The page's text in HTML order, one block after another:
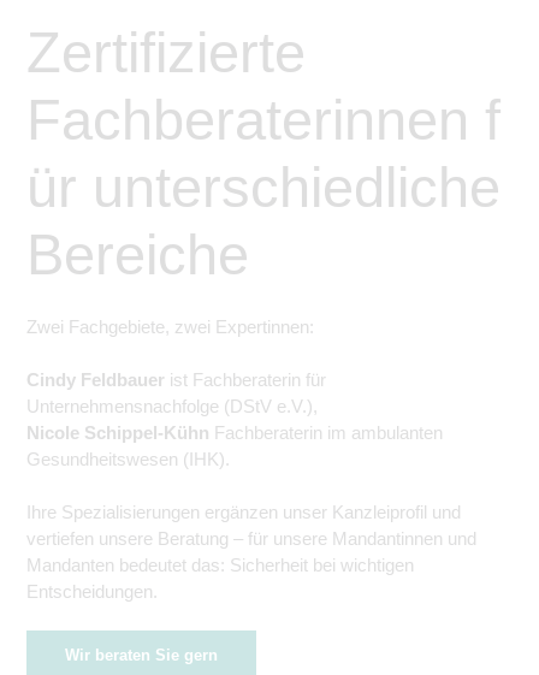
Zertifizierte
Fachberaterinnen f
ür unterschiedliche
Bereiche
Zwei Fachgebiete, zwei Expertinnen:
Cindy Feldbauer ist Fachberaterin für
Unternehmensnachfolge (DStV e.V.),
Nicole Schippel-Kühn Fachberaterin im ambulanten
Gesundheitswesen (IHK).
Ihre Spezialisierungen ergänzen unser Kanzleiprofil und
vertiefen unsere Beratung – für unsere Mandantinnen und
Mandanten bedeutet das: Sicherheit bei wichtigen
Entscheidungen.
Wir beraten Sie gern